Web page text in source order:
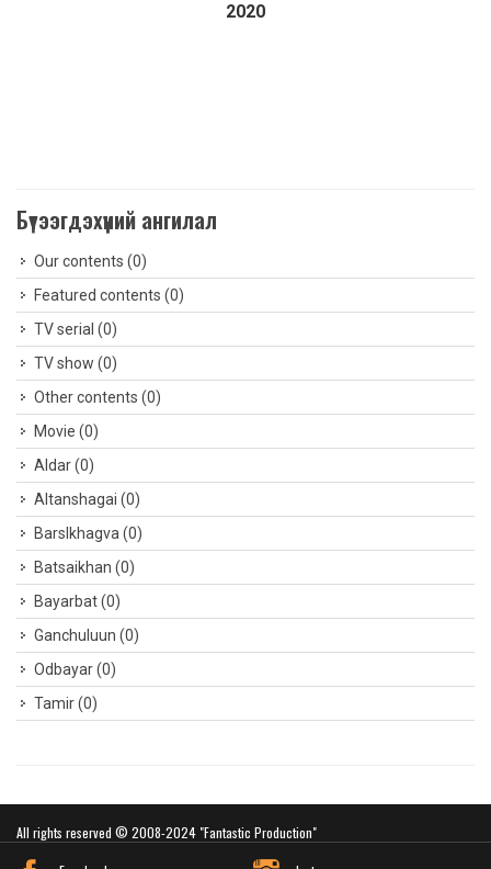
2020
Бүтээгдэхүүний ангилал
Our contents (0)
Featured contents (0)
TV serial (0)
TV show (0)
Other contents (0)
Movie (0)
Aldar(0)
Altanshagai (0)
Barslkhagva(0)
Batsaikhan (0)
Bayarbat(0)
Ganchuluun (0)
Odbayar(0)
Tamir(0)
All rights reserved © 2008-2024 "Fantastic Production"
Website developed by Greensoft